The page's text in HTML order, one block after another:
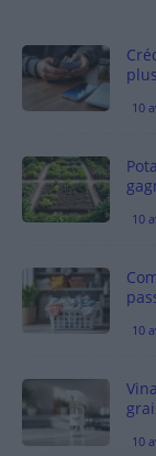
10
10
10
10